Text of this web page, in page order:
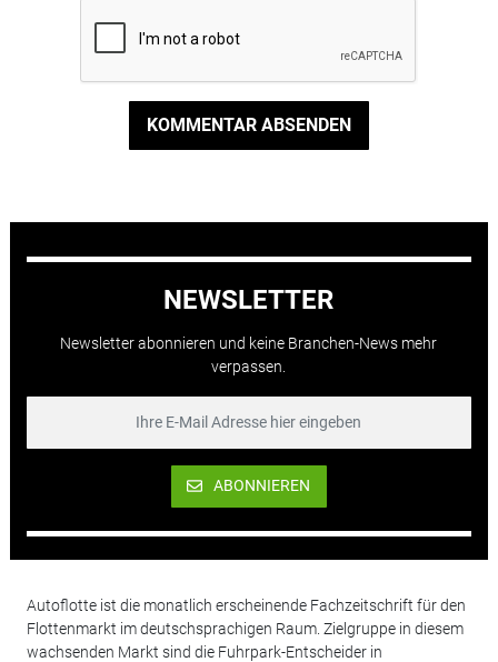
KOMMENTAR ABSENDEN
NEWSLETTER
Newsletter abonnieren und keine Branchen-News mehr
verpassen.
ABONNIEREN
Autoflotte ist die monatlich erscheinende Fachzeitschrift für den
Flottenmarkt im deutschsprachigen Raum. Zielgruppe in diesem
wachsenden Markt sind die Fuhrpark-Entscheider in